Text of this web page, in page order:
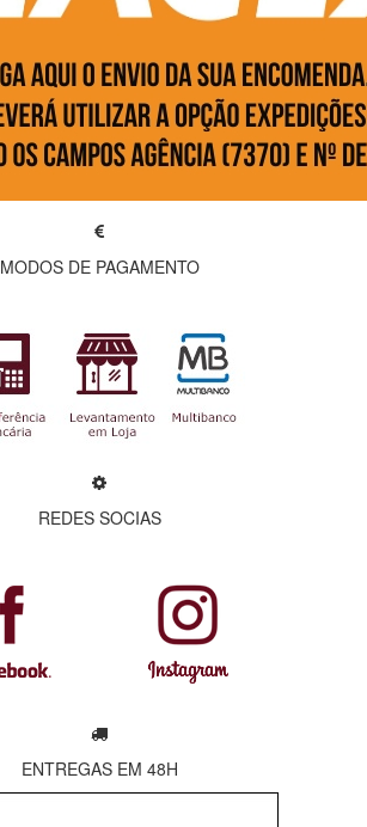
MODOS DE PAGAMENTO
REDES SOCIAS
ENTREGAS EM 48H